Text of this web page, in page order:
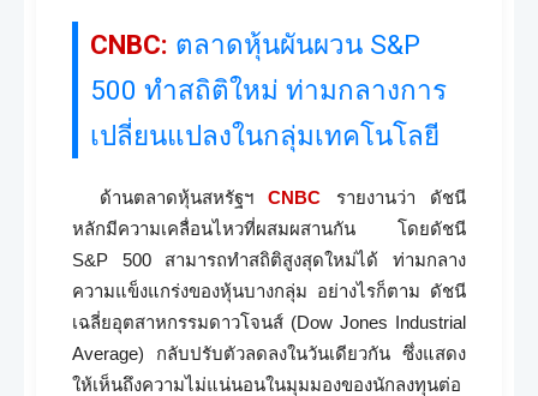
CNBC: ตลาดหุ้นผันผวน S&P
500 ทำสถิติใหม่ ท่ามกลางการ
เปลี่ยนแปลงในกลุ่มเทคโนโลยี
ด้านตลาดหุ้นสหรัฐฯ CNBC รายงานว่า ดัชนี
หลักมีความเคลื่อนไหวที่ผสมผสานกัน โดยดัชนี
S&P 500 สามารถทำสถิติสูงสุดใหม่ได้ ท่ามกลาง
ความแข็งแกร่งของหุ้นบางกลุ่ม อย่างไรก็ตาม ดัชนี
เฉลี่ยอุตสาหกรรมดาวโจนส์ (Dow Jones Industrial
Average) กลับปรับตัวลดลงในวันเดียวกัน ซึ่งแสดง
ให้เห็นถึงความไม่แน่นอนในมุมมองของนักลงทุนต่อ